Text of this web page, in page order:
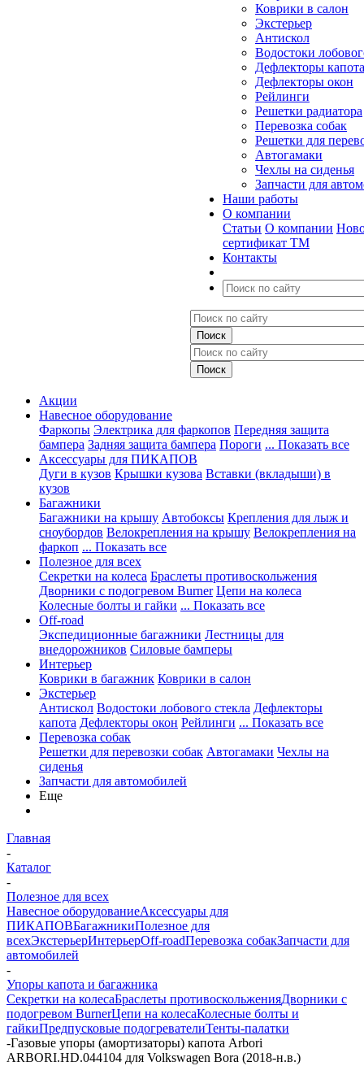
Коврики в салон
Экстерьер
Антискол
Водостоки
Дефлекторы капота
Дефлекторы окон
Рейлинги
Решетки радиатора
Перевозка собак
Решетки для
Автогамаки
Чехлы на сиденья
Запчасти для
Наши работы
О компании
Статьи О компании
сертификат ТМ
Контакты
Акции
Навесное оборудование
Фаркопы Электрика для фаркопов Передняя защита
бампера Задняя защита бампера Пороги ... Показать все
Аксессуары для ПИКАПОВ
Дуги в кузов Крышки кузова Вставки (вкладыши) в
кузов
Багажники
Багажники на крышу Автобоксы Крепления для лыж и
сноубордов Велокрепления на крышу Велокрепления на
фаркоп ... Показать все
Полезное для всех
Секретки на колеса Браслеты противоскольжения
Дворники с подогревом Burner Цепи на колеса
Колесные болты и гайки ... Показать все
Off-road
Экспедиционные багажники Лестницы для
внедорожников Силовые бамперы
Интерьер
Коврики в багажник Коврики в салон
Экстерьер
Антискол Водостоки лобового стекла Дефлекторы
капота Дефлекторы окон Рейлинги ... Показать все
Перевозка собак
Решетки для перевозки собак Автогамаки Чехлы на
сиденья
Запчасти для автомобилей
Еще
Главная
-
Каталог
-
Полезное для всех
Навесное оборудованиеАксессуары для
ПИКАПОВБагажникиПолезное для
всехЭкстерьерИнтерьерOff-roadПеревозка собакЗапчасти для
автомобилей
-
Упоры капота и багажника
Секретки на колесаБраслеты противоскольженияДворники с
подогревом BurnerЦепи на колесаКолесные болты и
гайкиПредпусковые подогревателиТенты-палатки
-Газовые упоры (амортизаторы) капота Arbori
ARBORI.HD.044104 для Volkswagen Bora (2018-н.в.)